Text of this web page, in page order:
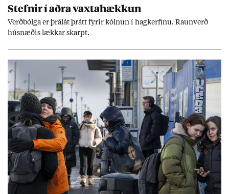
Stefn­ir í aðra vaxta­hækk­un
Verð­bólga er þrálát þrátt fyr­ir kóln­un í hag­kerf­inu. Raun­verð
hús­næð­is lækk­ar skarpt.